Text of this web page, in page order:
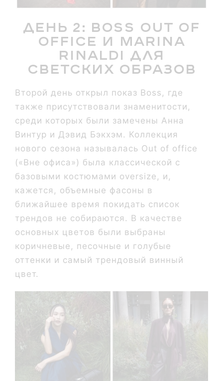
День 2: Boss out of
office и Marina
Rinaldi для
светских образов
Второй день открыл показ Boss, где
также присутствовали знаменитости,
среди которых были замечены Анна
Винтур и Дэвид Бэкхэм. Коллекция
нового сезона называлась Out of office
(«Вне офиса») была классической с
базовыми костюмами oversize, и,
кажется, объемные фасоны в
ближайшее время покидать список
трендов не собираются. В качестве
основных цветов были выбраны
коричневые, песочные и голубые
оттенки и самый трендовый винный
цвет.